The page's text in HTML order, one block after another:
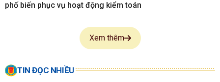
phố biến phục vụ hoạt động kiểm toán
Xem thêm
TIN ĐỌC NHIỀU